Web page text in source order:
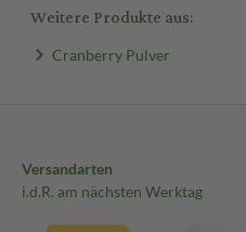
Weitere Produkte aus:
Cranberry Pulver
Versandarten
i.d.R. am nächsten Werktag